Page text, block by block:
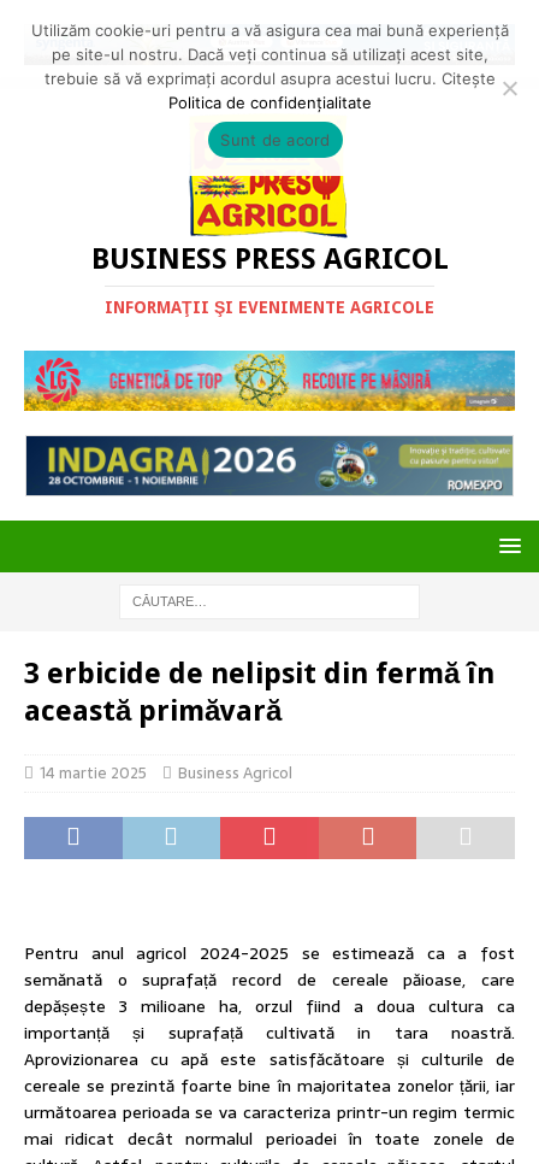
BUSINESS PRESS AGRICOL
INFORMAŢII ŞI EVENIMENTE AGRICOLE
3 erbicide de nelipsit din fermă în
această primăvară
14 martie 2025 Business Agricol
Pentru anul agricol 2024-2025 se estimează ca a fost
semănată o suprafață record de cereale păioase, care
depășește 3 milioane ha, orzul fiind a doua cultura ca
importanță și suprafață cultivată in tara noastră.
Aprovizionarea cu apă este satisfăcătoare și culturile de
cereale se prezintă foarte bine în majoritatea zonelor țării, iar
următoarea perioada se va caracteriza printr-un regim termic
mai ridicat decât normalul perioadei în toate zonele de
Utilizăm cookie-uri pentru a vă asigura cea mai bună experiență
pe site-ul nostru. Dacă veți continua să utilizați acest site,
trebuie să vă exprimați acordul asupra acestui lucru. Citește
Politica de confidențialitate
Sunt de acord